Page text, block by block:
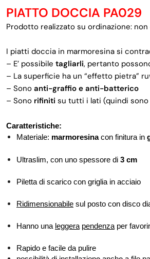
PIATTO DOCCIA PA029
Prodotto realizzato su ordinazione:
I piatti doccia in marmoresina si
– E’ possibile tagliarli, pertanto
– La superficie ha un “effetto pietra”
– Sono anti-graffio e anti-batterico
– Sono rifiniti su tutti i lati (quindi
Caratteristiche:
Materiale: marmoresinacon finitura in
Ultraslim, con uno spessore di 3 cm
Piletta di scarico con griglia in acciaio
Ridimensionabile sul posto con disco
Hanno una leggera pendenza per
Rapido e facile da pulire